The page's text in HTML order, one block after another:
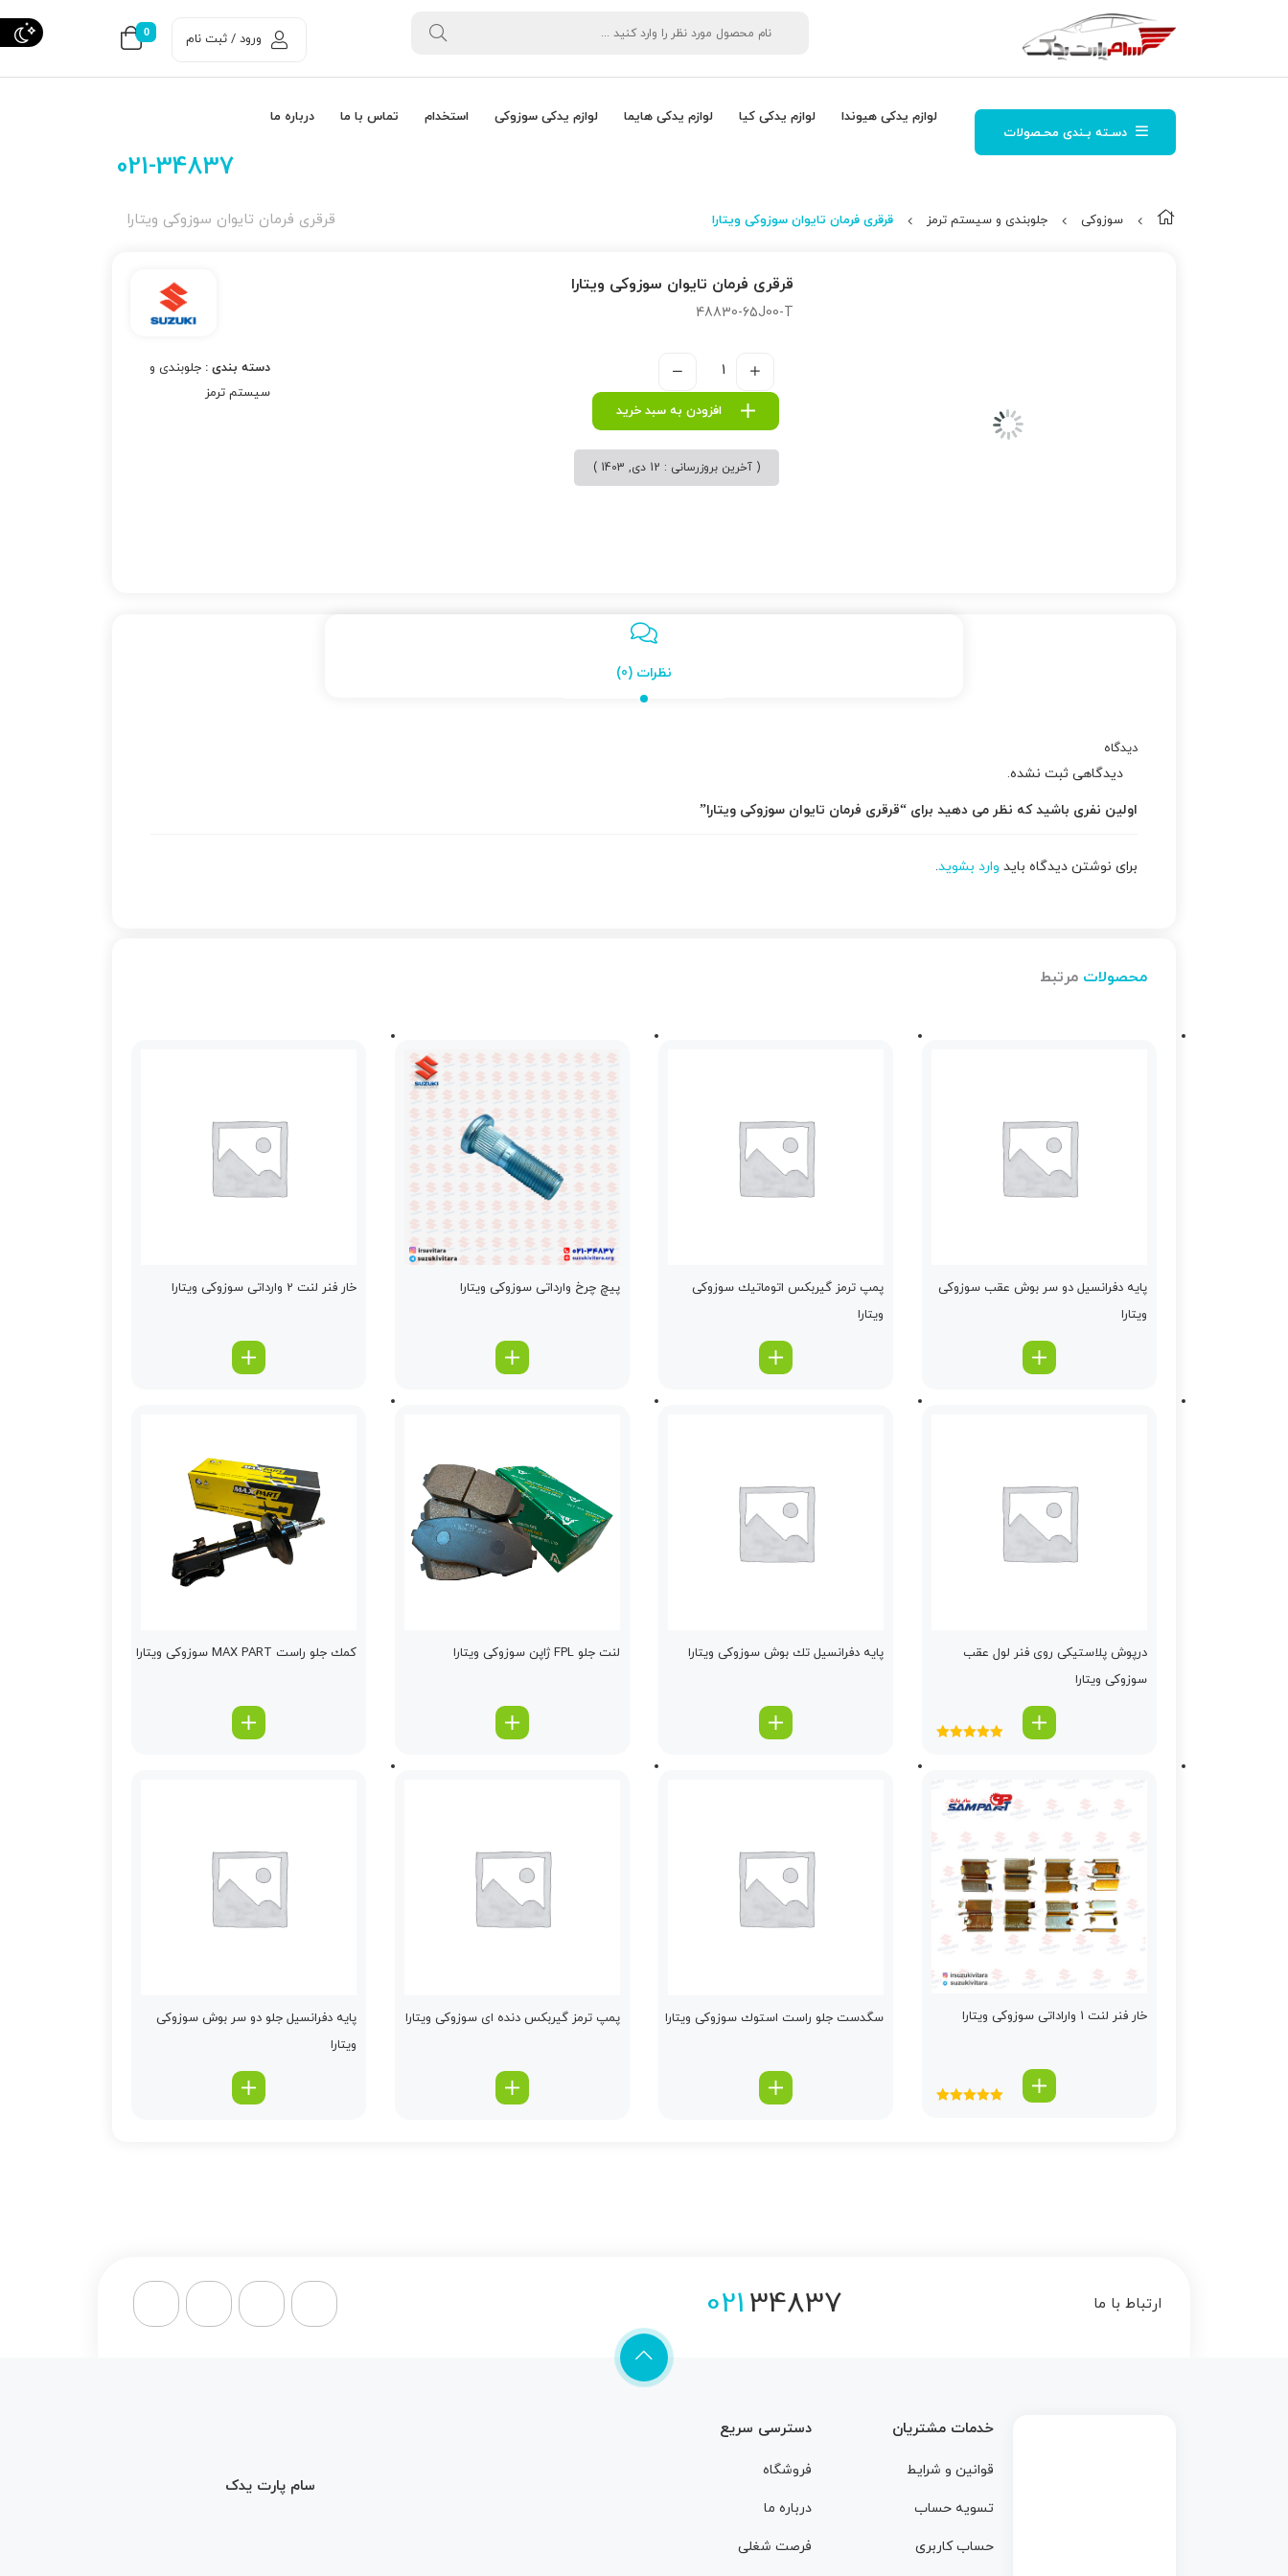
0 ورود / ثبت نام
دسـته بـندی محـصولات
لوازم یدکی هیوندا لوازم یدکی کیا لوازم یدکی هایما لوازم یدکی سوزوکی استخدام تماس با ما درباره ما
021-34837
قرقری فرمان تایوان سوزوکی ویتارا سوزوکی جلوبندی و سیستم ترمز قرقری فرمان تایوان سوزوکی ویتارا
قرقری فرمان تایوان سوزوکی ویتارا
48830-65J00-T
افزودن به سبد خرید
( آخرین بروزرسانی : 12 دی, 1403 )
دسته بندی :جلوبندی و
سیستم ترمز
نظرات (0)
دیدگاه
دیدگاهی ثبت نشده.
اولین نفری باشید که نظر می دهید برای “قرقری فرمان تایوان سوزوکی ویتارا”
برای نوشتن دیدگاه باید وارد بشوید.
محصولات مرتبط
پایه دفرانسیل دو سر بوش عقب سوزوکی
ویتارا
پمپ ترمز گیربكس اتوماتیك سوزوکی
ویتارا
پیچ چرخ وارداتی سوزوکی ویتارا خار فنر لنت 2 وارداتی سوزوکی ویتارا
درپوش پلاستیكی روی فنر لول عقب
سوزوکی ویتارا
پایه دفرانسیل تك بوش سوزوکی ویتارا لنت جلو FPL ژاپن سوزوکی ویتارا كمك جلو راست MAX PART سوزوکی ویتارا
خار فنر لنت 1 واراداتی سوزوکی ویتارا سگدست جلو راست استوك سوزوکی ویتارا پمپ ترمز گیربكس دنده ای سوزوکی ویتارا
پایه دفرانسیل جلو دو سر بوش سوزوکی
ویتارا
ارتباط با ما 02134837
خدمات مشتریان
قوانین و شرایط
تسویه حساب
حساب کاربری
دسترسی سریع
فروشگاه
درباره ما
فرصت شغلی
سام پارت یدک